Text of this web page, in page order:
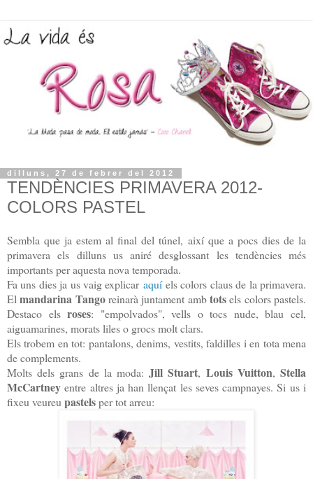
dilluns, 27 de febrer del 2012
TENDÈNCIES PRIMAVERA 2012-
COLORS PASTEL
Sembla que ja estem al final del túnel, així que a pocs dies de la
primavera els dilluns us aniré desglossant les tendències més
importants per aquesta nova temporada.
Fa uns dies ja us vaig explicar aquíels colors claus de la primavera.
Elmandarina Tangoreinarà juntament ambtotsels colors pastels.
Destaco elsroses: "empolvados", vells o tocs nude, blau cel,
aiguamarines, morats liles o grocs molt clars.
Els trobem en tot: pantalons, denims, vestits, faldilles i en tota mena
de complements.
Molts dels grans de la moda:Jill Stuart, Louis Vuitton,Stella
McCartney entre altres ja han llençat les seves campnayes. Si us i
fixeu veureupastelsper tot arreu: